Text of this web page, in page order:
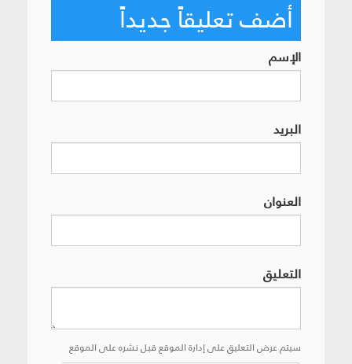
أضف تعليقاً جديداً
الإسم
البريد
العنوان
التعليق
سيتم عرض التعليق على إدارة الموقع قبل نشره على الموقع